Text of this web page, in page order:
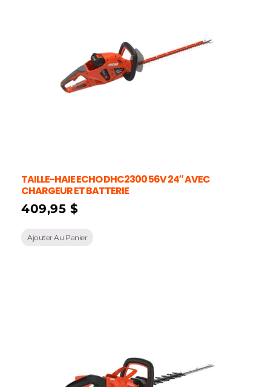
TAILLE-HAIE ECHO DHC2300 56V 24″ AVEC
CHARGEUR ET BATTERIE
409,95$
Ajouter Au Panier